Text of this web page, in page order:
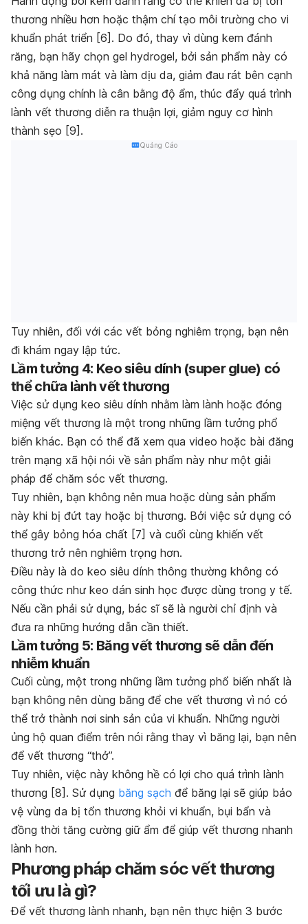
thương nhiều hơn hoặc thậm chí tạo môi trường cho vi
khuẩn phát triển [6] . Do đó, thay vì dùng kem đánh
răng, bạn hãy chọn gel hydrogel, bởi sản phẩm này có
khả năng làm mát và làm dịu da, giảm đau rát bên cạnh
công dụng chính là cân bằng độ ẩm, thúc đẩy quá trình
lành vết thương diễn ra thuận lợi, giảm nguy cơ hình
thành sẹo [9].
Quảng Cáo
Tuy nhiên, đối với các vết bỏng nghiêm trọng, bạn nên
đi khám ngay lập tức.
Lầm tưởng 4: Keo siêu dính (super glue) có
thể chữa lành vết thương
Việc sử dụng keo siêu dính nhằm làm lành hoặc đóng
miệng vết thương là một trong những lầm tưởng phổ
biến khác. Bạn có thể đã xem qua video hoặc bài đăng
trên mạng xã hội nói về sản phẩm này như một giải
pháp để chăm sóc vết thương.
Tuy nhiên, bạn không nên mua hoặc dùng sản phẩm
này khi bị đứt tay hoặc bị thương. Bởi việc sử dụng có
thể gây bỏng hóa chất [7] và cuối cùng khiến vết
thương trở nên nghiêm trọng hơn.
Điều này là do keo siêu dính thông thường không có
công thức như keo dán sinh học được dùng trong y tế.
Nếu cần phải sử dụng, bác sĩ sẽ là người chỉ định và
đưa ra những hướng dẫn cần thiết.
Lầm tưởng 5: Băng vết thương sẽ dẫn đến
nhiễm khuẩn
Cuối cùng, một trong những lầm tưởng phổ biến nhất là
bạn không nên dùng băng để che vết thương vì nó có
thể trở thành nơi sinh sản của vi khuẩn. Những người
ủng hộ quan điểm trên nói rằng thay vì băng lại, bạn nên
để vết thương “thở”.
Tuy nhiên, việc này không hề có lợi cho quá trình lành
thương [8] . Sử dụng băng sạch để băng lại sẽ giúp bảo
vệ vùng da bị tổn thương khỏi vi khuẩn, bụi bẩn và
đồng thời tăng cường giữ ẩm để giúp vết thương nhanh
lành hơn.
Phương pháp chăm sóc vết thương
tối ưu là gì?
Để vết thương lành nhanh, bạn nên thực hiện 3 bước